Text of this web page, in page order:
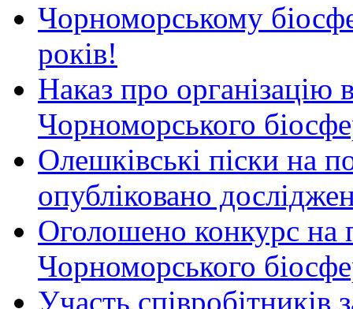
Чорноморському
років!
Наказ про організацію
Чорноморського
Олешківські піски на
опубліковано
Оголошено конкурс на
Чорноморського
Участь співробітників